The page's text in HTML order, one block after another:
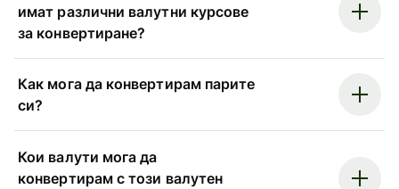
имат различни валутни курсове
за конвертиране?
Как мога да конвертирам парите
си?
Кои валути мога да
конвертирам с този валутен